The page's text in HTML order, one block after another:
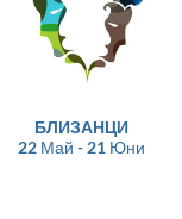
БЛИЗАНЦИ
22 Май - 21 Юни